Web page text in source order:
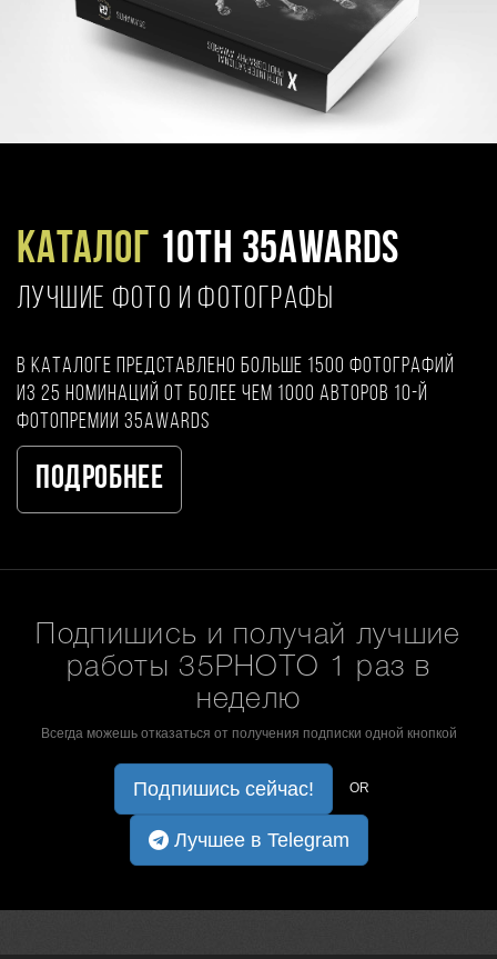
Каталог 10TH 35AWARDS
ЛУЧШИЕ ФОТО И ФОТОГРАФЫ
В каталоге представлено больше 1500 фотографий
из 25 номинаций от более чем 1000 авторов 10-й
фотопремии 35AWARDS
Подробнее
Подпишись и получай лучшие
работы 35PHOTO 1 раз в
неделю
Всегда можешь отказаться от получения подписки одной кнопкой
Подпишись сейчас! OR
Лучшее в Telegram